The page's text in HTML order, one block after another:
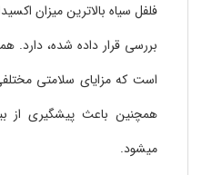
فلفل سیاه بالاترین میزان
بررسی قرار داده شده، دارد.
است که مزایای سلامتی
همچنین باعث پیشگیری از
میشود.